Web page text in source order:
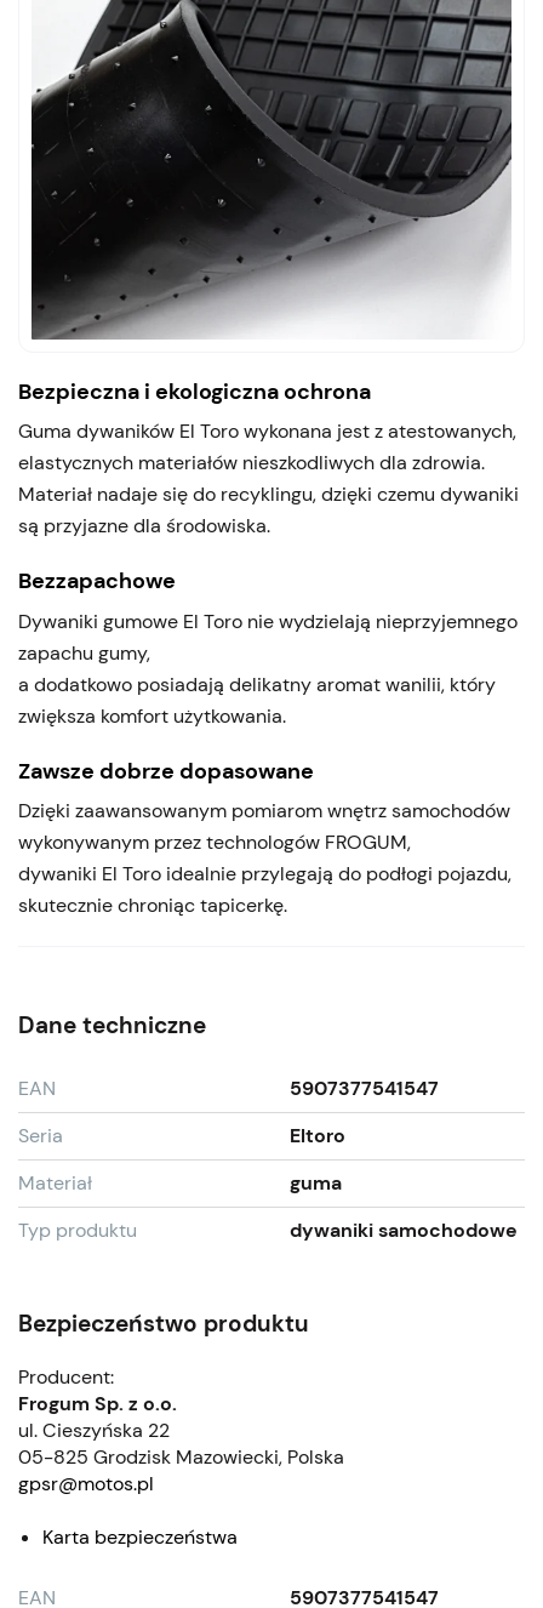
Bezpieczna i ekologiczna ochrona
Guma dywaników El Toro wykonana jest z atestowanych,
elastycznych materiałów nieszkodliwych dla zdrowia.
Materiał nadaje się do recyklingu, dzięki czemu dywaniki
są przyjazne dla środowiska.
Bezzapachowe
Dywaniki gumowe El Toro nie wydzielają nieprzyjemnego
zapachu gumy,
a dodatkowo posiadają delikatny aromat wanilii, który
zwiększa komfort użytkowania.
Zawsze dobrze dopasowane
Dzięki zaawansowanym pomiarom wnętrz samochodów
wykonywanym przez technologów FROGUM,
dywaniki El Toro idealnie przylegają do podłogi pojazdu,
skutecznie chroniąc tapicerkę.
Dane techniczne
EAN
5907377541547
Seria
Eltoro
Materiał
guma
Typ produktu
dywaniki samochodowe
Bezpieczeństwo produktu
Producent:
Frogum Sp. z o.o.
ul. Cieszyńska 22
05-825 Grodzisk Mazowiecki, Polska
gpsr@motos.pl
Karta bezpieczeństwa
EAN
5907377541547